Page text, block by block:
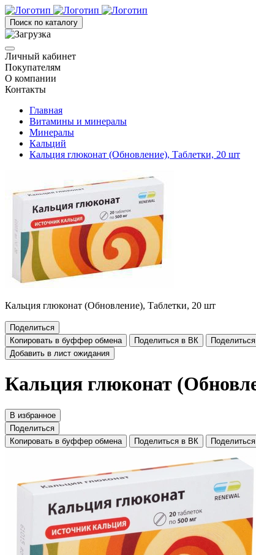
Поиск по каталогу
Личный кабинет
Покупателям
О компании
Контакты
Главная
Витамины и минералы
Минералы
Кальций
Кальция глюконат (Обновление), Таблетки, 20 шт
Кальция глюконат (Обновление), Таблетки, 20 шт
Поделиться
Копировать в буффер обмена
Поделиться в ВК
Добавить в лист ожидания
Кальция глюконат
В избранное
Поделиться
Копировать в буффер обмена
Поделиться в ВК